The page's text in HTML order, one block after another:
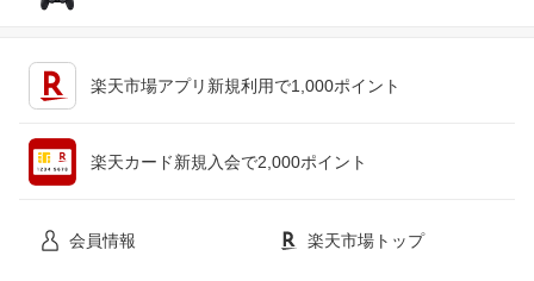
楽天市場アプリ新規利用で1,000ポイント
楽天カード新規入会で2,000ポイント
会員情報 楽天市場トップ